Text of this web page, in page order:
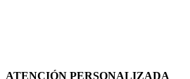
ATENCIÓN PERSONALIZADA